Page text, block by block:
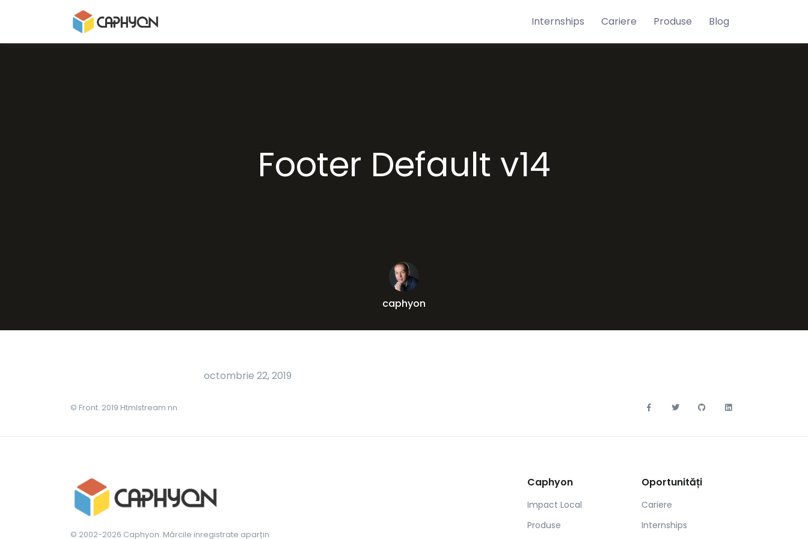
Internships Cariere Produse Blog
Footer Default v14
caphyon
octombrie 22, 2019
© Front. 2019 Htmlstream.nn
© 2002-2026 Caphyon. Mărcile inregistrate aparțin
Caphyon
Impact Local
Produse
Oportunități
Cariere
Internships